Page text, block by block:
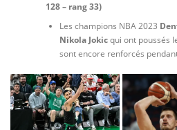
128 – rang 33)
Les champions NBA 2023
Nikola Jokicqui ont poussés
sont encore renforcés